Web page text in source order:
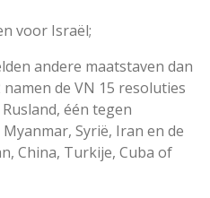
voor Israël;
andere maatstaven dan
de VN 15 resoluties
één tegen
Syrië, Iran en de
China, Turkije, Cuba of